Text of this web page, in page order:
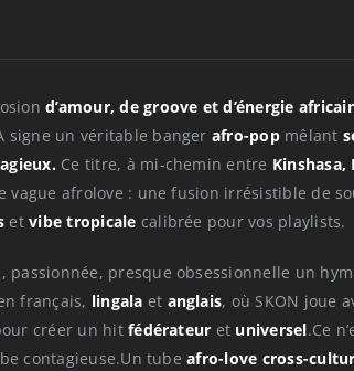
d’amour, de groove et d’énergie
signe un véritable banger afro-popmêlant
Ce titre, à mi-chemin entre Kinshasa,
vague afrolove : une fusion irrésistible de
etvibe tropicale calibrée pour vos playlists.
, passionnée, presque obsessionnelle un
français, lingala et anglais, où SKON joue
créer un hitfédérateur et universel.Ce
contagieuse.Un tube afro-love cross-